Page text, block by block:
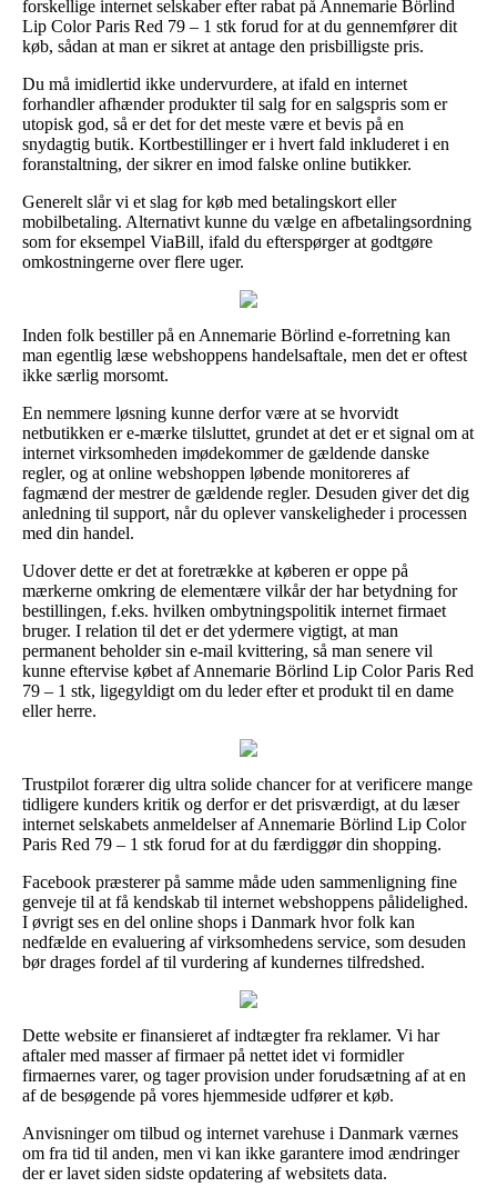
forskellige internet selskaber efter rabat på Annemarie Börlind
Lip Color Paris Red 79 – 1 stk forud for at du gennemfører dit
køb, sådan at man er sikret at antage den prisbilligste pris.
Du må imidlertid ikke undervurdere, at ifald en internet
forhandler afhænder produkter til salg for en salgspris som er
utopisk god, så er det for det meste være et bevis på en
snydagtig butik. Kortbestillinger er i hvert fald inkluderet i en
foranstaltning, der sikrer en imod falske online butikker.
Generelt slår vi et slag for køb med betalingskort eller
mobilbetaling. Alternativt kunne du vælge en afbetalingsordning
som for eksempel ViaBill, ifald du efterspørger at godtgøre
omkostningerne over flere uger.
Inden folk bestiller på en Annemarie Börlind e-forretning kan
man egentlig læse webshoppens handelsaftale, men det er oftest
ikke særlig morsomt.
En nemmere løsning kunne derfor være at se hvorvidt
netbutikken er e-mærke tilsluttet, grundet at det er et signal om at
internet virksomheden imødekommer de gældende danske
regler, og at online webshoppen løbende monitoreres af
fagmænd der mestrer de gældende regler. Desuden giver det dig
anledning til support, når du oplever vanskeligheder i processen
med din handel.
Udover dette er det at foretrække at køberen er oppe på
mærkerne omkring de elementære vilkår der har betydning for
bestillingen, f.eks. hvilken ombytningspolitik internet firmaet
bruger. I relation til det er det ydermere vigtigt, at man
permanent beholder sin e-mail kvittering, så man senere vil
kunne eftervise købet af Annemarie Börlind Lip Color Paris Red
79 – 1 stk, ligegyldigt om du leder efter et produkt til en dame
eller herre.
Trustpilot forærer dig ultra solide chancer for at verificere mange
tidligere kunders kritik og derfor er det prisværdigt, at du læser
internet selskabets anmeldelser af Annemarie Börlind Lip Color
Paris Red 79 – 1 stk forud for at du færdiggør din shopping.
Facebook præsterer på samme måde uden sammenligning fine
genveje til at få kendskab til internet webshoppens pålidelighed.
I øvrigt ses en del online shops i Danmark hvor folk kan
nedfælde en evaluering af virksomhedens service, som desuden
bør drages fordel af til vurdering af kundernes tilfredshed.
Dette website er finansieret af indtægter fra reklamer. Vi har
aftaler med masser af firmaer på nettet idet vi formidler
firmaernes varer, og tager provision under forudsætning af at en
af de besøgende på vores hjemmeside udfører et køb.
Anvisninger om tilbud og internet varehuse i Danmark værnes
om fra tid til anden, men vi kan ikke garantere imod ændringer
der er lavet siden sidste opdatering af websitets data.